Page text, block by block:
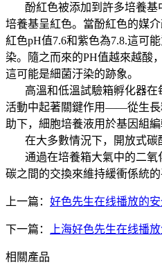
酚紅色被添加到許多培養基
培養基呈紅色。當酚紅色的媒
紅色pH值7.6和紫色為7.8.這可
染。隨之而來的PH值越來越
這可能是細菌汙染的跡象。
高溫和低溫試驗箱孵化器在
活動中起著關鍵作用——從生長
助下，細胞培養液用於基因組編
在大多數情況下，開放式碳
通過在培養箱大氣中的二氧
碳之間的交換來維持緩衝係統
上一篇： 好色先生在线播放的
下一篇： 上海好色先生在线播
相關產品